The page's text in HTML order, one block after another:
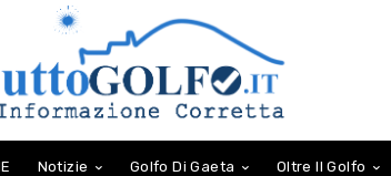
Notizie Golfo Di Gaeta Oltre Il Golfo